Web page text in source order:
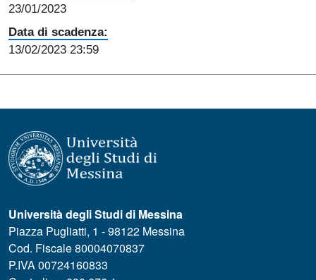
23/01/2023
Data di scadenza:
13/02/2023 23:59
Università degli Studi di Messina
Piazza Pugliatti, 1 - 98122 Messina
Cod. Fiscale 80004070837
P.IVA 00724160833